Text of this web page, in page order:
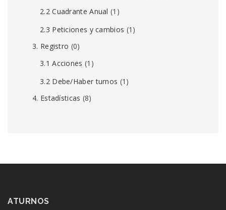
2.2 Cuadrante Anual (1)
2.3 Peticiones y cambios (1)
3. Registro (0)
3.1 Acciones (1)
3.2 Debe/Haber turnos (1)
4. Estadísticas (8)
ATURNOS